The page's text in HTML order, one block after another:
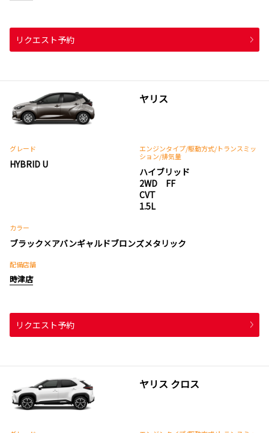
リクエスト予約
ヤリス
グレード
HYBRID U
エンジンタイプ/駆動方式/トランスミッ
ション/排気量
ハイブリッド
2WD FF
CVT
1.5L
カラー
ブラック×アバンギャルドブロンズメタリック
配備店舗
時津店
リクエスト予約
ヤリス クロス